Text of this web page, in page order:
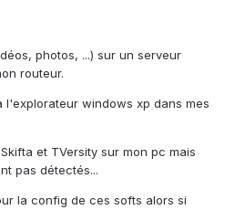
photos, ...) sur un serveur
routeur.
windows xp dans mes
et TVersity sur mon pc mais
pas détectés...
la config de ces softs alors si